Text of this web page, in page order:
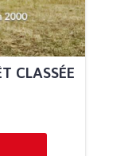
CLASSÉE